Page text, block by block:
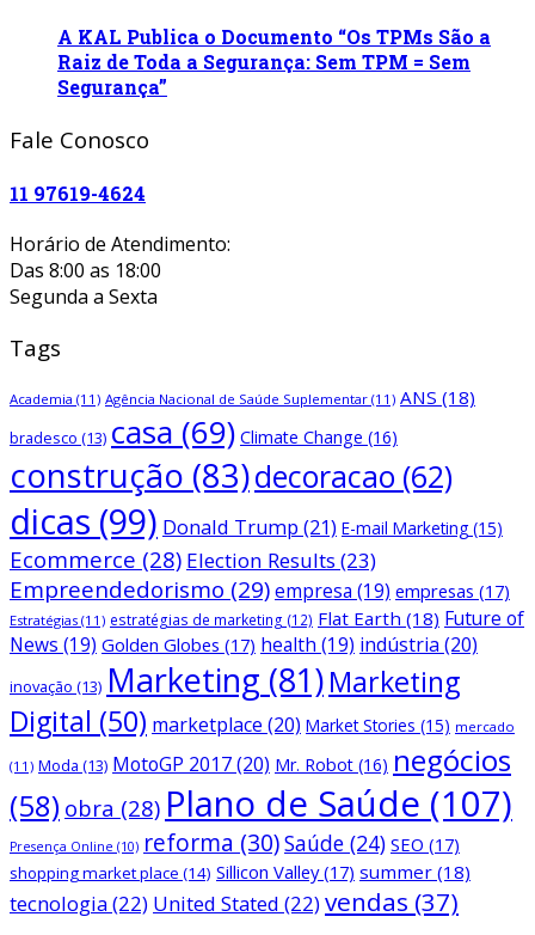
A KAL Publica o Documento “Os TPMs São a
Raiz de Toda a Segurança: Sem TPM = Sem
Segurança”
Fale Conosco
11 97619-4624
Horário de Atendimento:
Das 8:00 as 18:00
Segunda a Sexta
Tags
Academia (11) Agência Nacional de Saúde Suplementar (11) ANS (18)
bradesco (13) casa (69) Climate Change (16)
construção (83)decoracao (62)
dicas (99) Donald Trump (21) E-mail Marketing (15)
Ecommerce (28) Election Results (23)
Empreendedorismo (29)empresa (19) empresas (17)
Estratégias (11) estratégias de marketing (12) Flat Earth (18) Future of
News (19) Golden Globes (17) health (19) indústria (20)
inovação (13) Marketing (81)Marketing
Digital (50) marketplace (20) Market Stories (15) mercado
(11) Moda (13) MotoGP 2017(20) Mr. Robot (16) negócios
(58) obra (28) Plano de Saúde (107)
Presença Online (10) reforma (30)Saúde (24) SEO (17)
shopping market place (14) Sillicon Valley(17) summer (18)
tecnologia(22) United Stated (22) vendas (37)